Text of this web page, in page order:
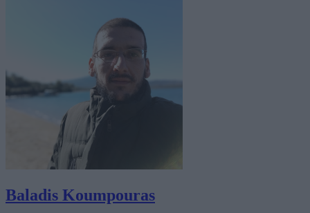
Baladis Koumpouras